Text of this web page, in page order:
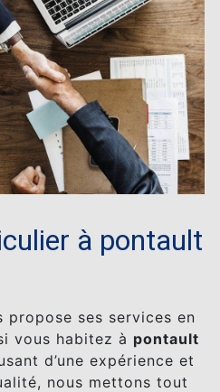
à pontault
propose ses services en
vous habitez à pontault
d’une expérience et
nous mettons tout